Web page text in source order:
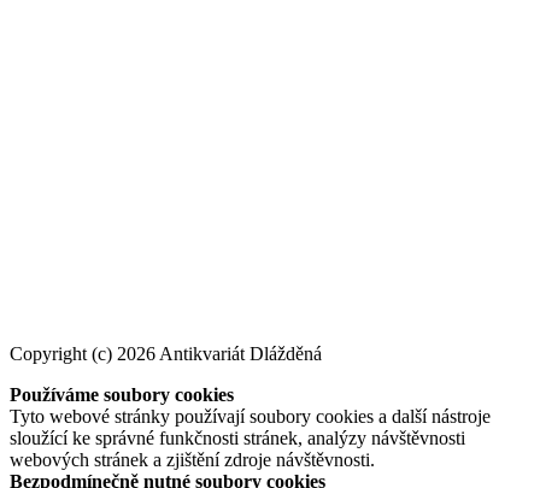
Copyright (c) 2026 Antikvariát Dlážděná
Používáme soubory cookies
Tyto webové stránky používají soubory cookies a další nástroje
sloužící ke správné funkčnosti stránek, analýzy návštěvnosti
webových stránek a zjištění zdroje návštěvnosti.
Bezpodmínečně nutné soubory cookies